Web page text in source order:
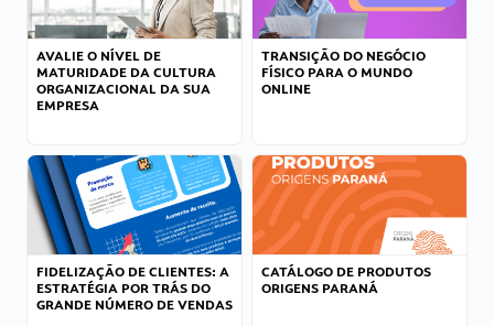
AVALIE O NÍVEL DE
MATURIDADE DA CULTURA
ORGANIZACIONAL DA SUA
EMPRESA
TRANSIÇÃO DO NEGÓCIO
FÍSICO PARA O MUNDO
ONLINE
FIDELIZAÇÃO DE CLIENTES: A
ESTRATÉGIA POR TRÁS DO
GRANDE NÚMERO DE VENDAS
CATÁLOGO DE PRODUTOS
ORIGENS PARANÁ